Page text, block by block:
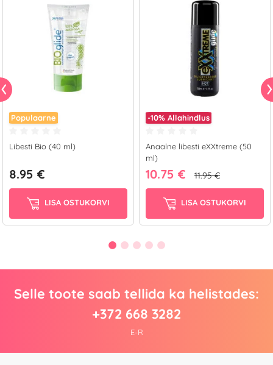
Populaarne
Libesti Bio (40 ml)
8.95 €
LISA OSTUKORVI
-10% Allahindlus
Anaalne libesti eXXtreme (50
ml)
10.75 € 11.95 €
LISA OSTUKORVI
Selle toote saab tellida ka helistades:
+372 668 3282
E-R